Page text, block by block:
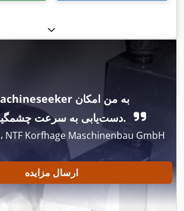
دست‌یابی به سرعت چشمگیر فروش را داد.
فرانک استالکمپ، NTF Korfhage Maschinenbau GmbH
ارسال مزایده